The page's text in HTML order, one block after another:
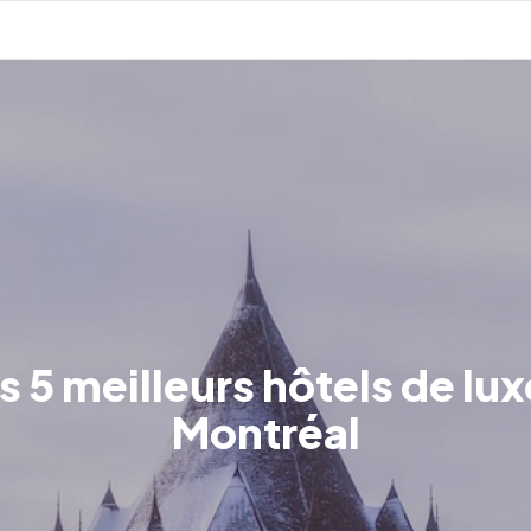
5 meilleurs hôtels de
Montréal